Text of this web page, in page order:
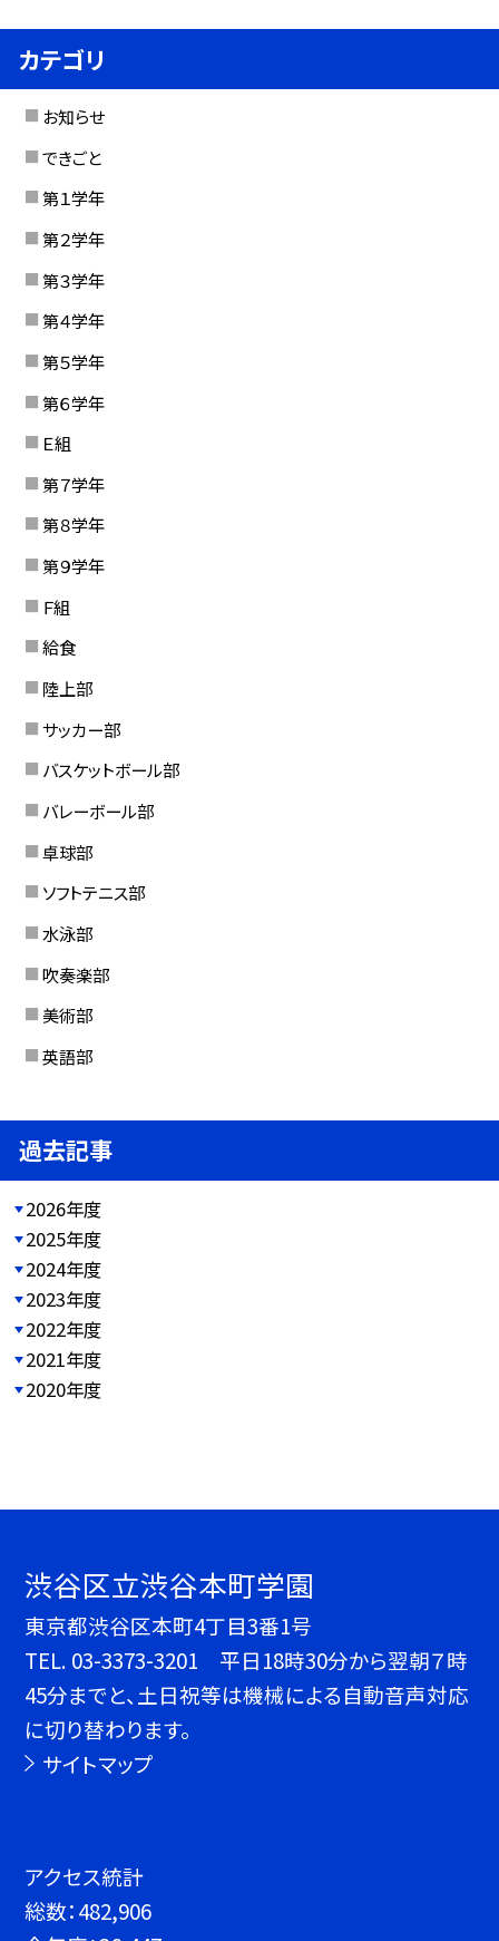
カテゴリ
お知らせ
できごと
第１学年
第２学年
第３学年
第４学年
第５学年
第６学年
Ｅ組
第７学年
第８学年
第９学年
Ｆ組
給食
陸上部
サッカー部
バスケットボール部
バレーボール部
卓球部
ソフトテニス部
水泳部
吹奏楽部
美術部
英語部
過去記事
2026年度
2025年度
2024年度
2023年度
2022年度
2021年度
2020年度
渋谷区立渋谷本町学園
東京都渋谷区本町4丁目3番1号
TEL. 03-3373-3201 平日18時30分から翌朝７時
45分までと、土日祝等は機械による自動音声対応
に切り替わります。
サイトマップ
アクセス統計
総数：482,906